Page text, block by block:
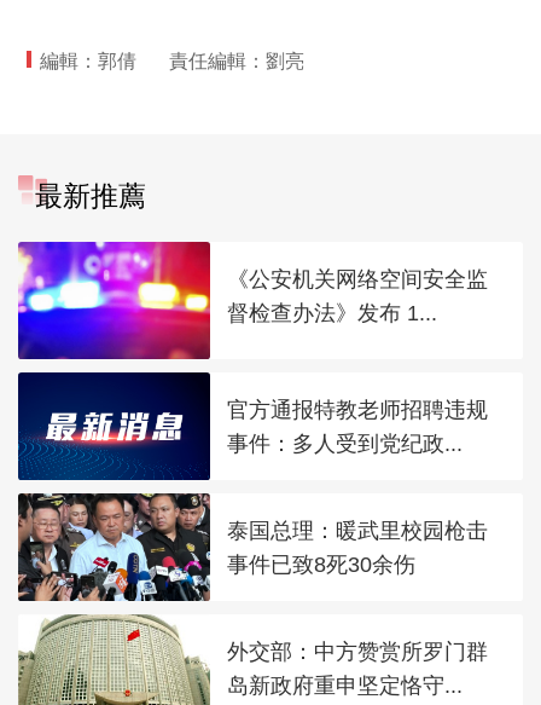
編輯：郭倩 責任編輯：劉亮
最新推薦
《公安机关网络空间安全监
督检查办法》发布 1...
官方通报特教老师招聘违规
事件：多人受到党纪政...
泰国总理：暖武里校园枪击
事件已致8死30余伤
外交部：中方赞赏所罗门群
岛新政府重申坚定恪守...